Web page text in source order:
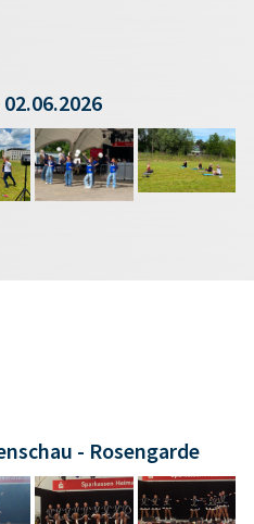
- Rosengarde